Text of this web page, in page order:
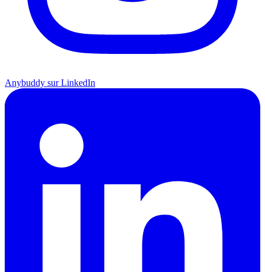
Anybuddy sur LinkedIn